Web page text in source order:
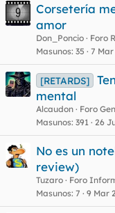
Corsetería
amor
Don_Poncio
Foro
Masunos 35 7
[RETARDS]
mental
Alcaudon
Foro
Masunos 391 26
No es un
review)
Tuzaro
Foro
Masunos 7 9 Mar